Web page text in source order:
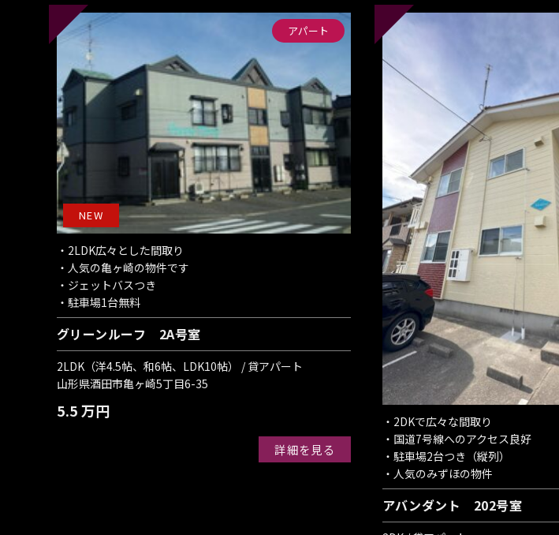
NEW
アパート
・2LDK広々とした間取り
・人気の亀ヶ崎の物件です
・ジェットバスつき
・駐車場1台無料
グリーンルーフ 2A号室
2LDK（洋4.5帖、和6帖、LDK10帖） / 貸アパート
山形県酒田市亀ヶ崎5丁目6-35
5.5 万円
詳細を見る
・2DKで広々な間取り
・国道7号線へのアクセス良好
・駐車場2台つき（縦列）
・人気のみずほの物件
アバンダント 202号室